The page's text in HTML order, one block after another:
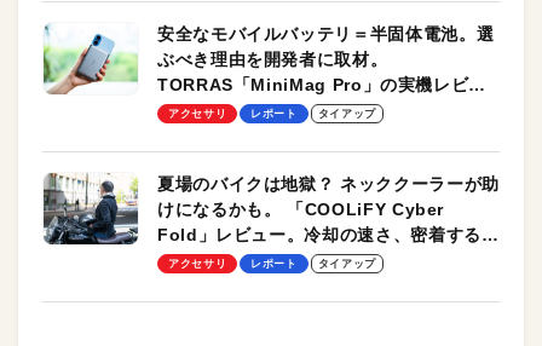
安全なモバイルバッテリ＝半固体電池。選
ぶべき理由を開発者に取材。
TORRAS「MiniMag Pro」の実機レビュ
ーも
アクセサリ レポート タイアップ
夏場のバイクは地獄？ ネッククーラーが助
けになるかも。 「COOLiFY Cyber
Fold」レビュー。冷却の速さ、密着する冷
却プレート、シンプルな操作性がグッド！
アクセサリ レポート タイアップ